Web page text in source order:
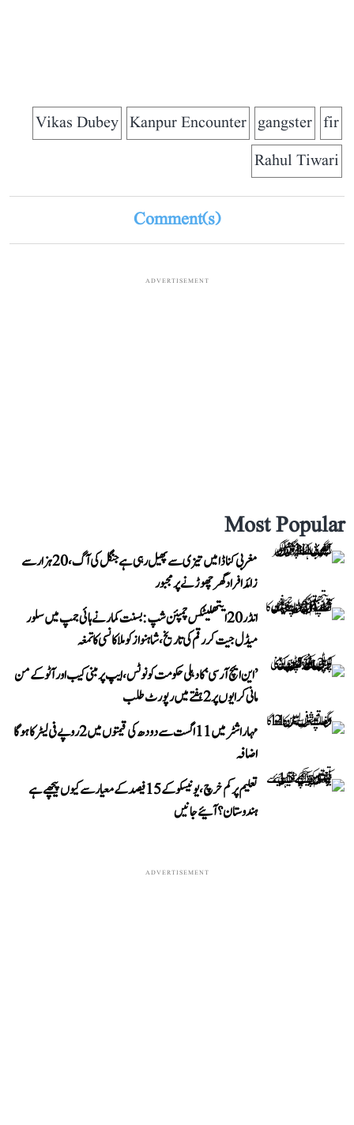
fir
gangster
Kanpur Encounter
Vikas Dubey
Rahul Tiwari
Comment(s)
ADVERTISEMENT
Most Popular
مغربی کناڈا میں تیزی سے پھیل رہی ہے جنگل کی آگ، 20 ہزار سے
زائد افراد گھر چھوڑنے پر مجبور
انڈر 20 ایتھلیٹکس چمپئن شپ: بسنت کمار نے ہائی جمپ میں سلور
میڈل جیت کر رقم کی تاریخ، شاہنواز کو ملا کانسی کا تمغہ
’این ایچ آر سی‘ کا دہلی حکومت کو نوٹس، ایپ پر مبنی کیب اور آٹو کے من
مانی کرایوں پر 2 ہفتے میں رپورٹ طلب
مہاراشٹر میں 11 اگست سے دودھ کی قیمتوں میں 2 روپے فی لیٹر کا ہوگا
اضافہ
تعلیم پر کم خرچ، یونیسکو کے 15 فیصد کے معیار سے کیوں پیچھے ہے
ہندوستان؟ آئیے جانیں
ADVERTISEMENT